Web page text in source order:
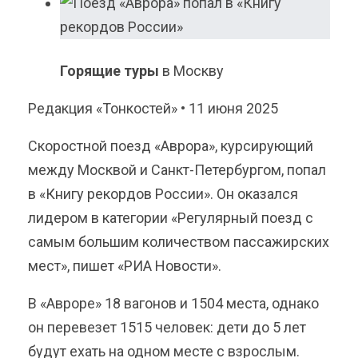
Горящие туры в Москву
Редакция «Тонкостей» • 11 июня 2025
Скоростной поезд «Аврора», курсирующий
между Москвой и Санкт-Петербургом, попал
в «Книгу рекордов России». Он оказался
лидером в категории «Регулярный поезд с
самым большим количеством пассажирских
мест», пишет «РИА Новости».
В «Авроре» 18 вагонов и 1504 места, однако
он перевезет 1515 человек: дети до 5 лет
будут ехать на одном месте с взрослым.